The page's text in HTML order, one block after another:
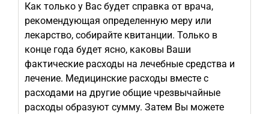
Как только у Вас будет справка от врача,
рекомендующая определенную меру или
лекарство, собирайте квитанции. Только в
конце года будет ясно, каковы Ваши
фактические расходы на лечебные средства и
лечение. Медицинские расходы вместе с
расходами на другие общие чрезвычайные
расходы образуют сумму. Затем Вы можете